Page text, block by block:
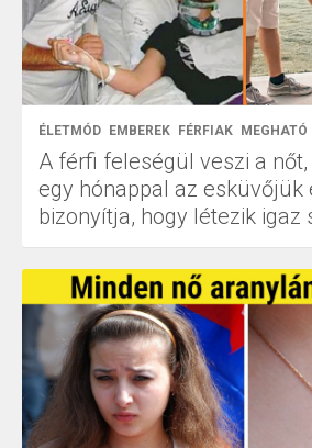
ÉLETMÓD EMBEREK FÉRFIAK MEGHATÓ
A férfi feleségül veszi a
egy hónappal az esküvőjük
bizonyítja, hogy létezik igaz